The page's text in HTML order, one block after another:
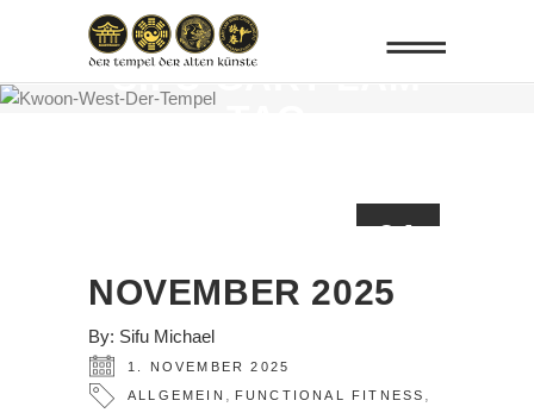
SIFU GARY LAM
01
NOVEMBER 2025
By: Sifu Michael
1. NOVEMBER 2025
ALLGEMEIN , FUNCTIONAL FITNESS ,